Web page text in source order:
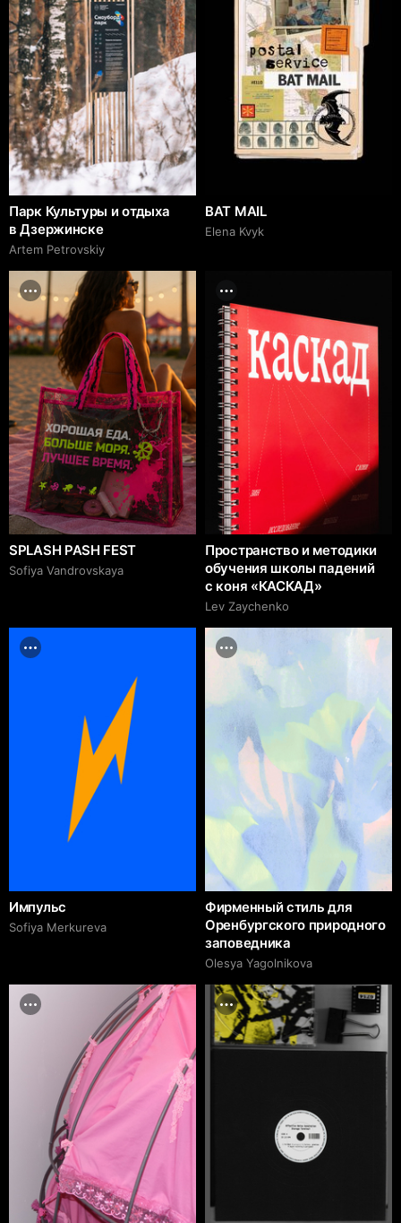
Парк Культуры и отдыха
в Дзержинске
Artem Petrovskiy
BAT MAIL
Elena Kvyk
SPLASH PASH FEST
Sofiya Vandrovskaya
Пространство и методики
обучения школы падений
с коня «КАСКАД»
Lev Zaychenko
Импульс
Sofiya Merkureva
Фирменный стиль для
Оренбургского природного
заповедника
Olesya Yagolnikova